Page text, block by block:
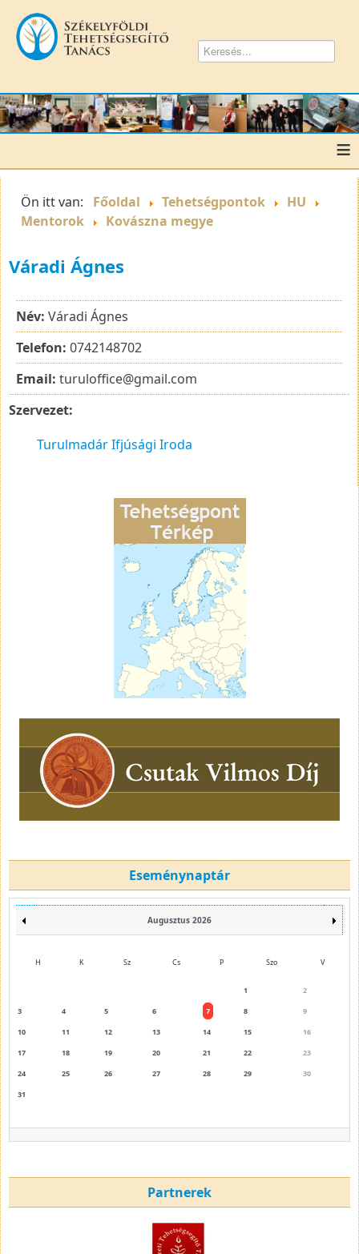
≡
Ön itt van: Főoldal Tehetségpontok
HU
Mentorok
Kovászna megye
Váradi Ágnes
Név: Váradi Ágnes
Telefon: 0742148702
Email: turuloffice@gmail.com
Szervezet:
Turulmadár Ifjúsági Iroda
Eseménynaptár
Augusztus 2026
H K Sz Cs P Szo V
1
2
3
4 5 6 7 8
9
10
11 12 13 14 15
16
17
18 19 20 21 22
23
24
25 26 27 28 29
30
31
Partnerek